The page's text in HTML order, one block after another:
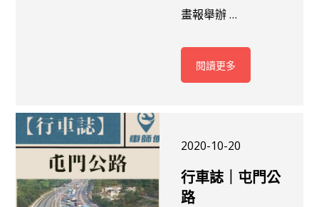
畫報舉辦 …
閱讀更多
2020-10-20
行車誌｜屯門公
路